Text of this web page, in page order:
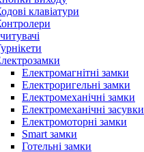
клавіатури
Електромагнітні замки
Електроригельні замки
Електромеханічні замки
Електромеханічні засувки
Електромоторні замки
Smart замки
Готельні замки